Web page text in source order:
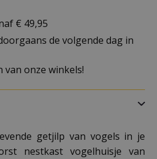
€ 49,95
de volgende dag in
van onze winkels!
getjilp van vogels in je
nestkast vogelhuisje van